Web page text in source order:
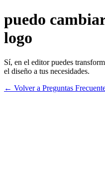
puedo
logo
Sí, en el editor puedes
el diseño a tus necesidades.
← Volver a Preguntas